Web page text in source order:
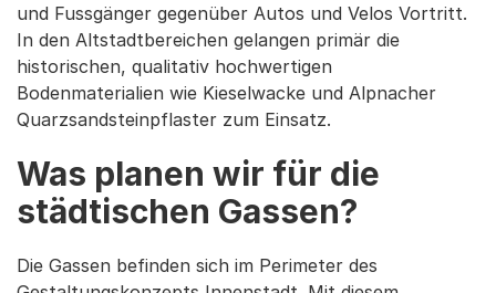
und Fussgänger gegenüber Autos und Velos Vortritt.
In den Altstadtbereichen gelangen primär die
historischen, qualitativ hochwertigen
Bodenmaterialien wie Kieselwacke und Alpnacher
Quarzsandsteinpflaster zum Einsatz.
Was planen wir für die
städtischen Gassen?
Die Gassen befinden sich im Perimeter des